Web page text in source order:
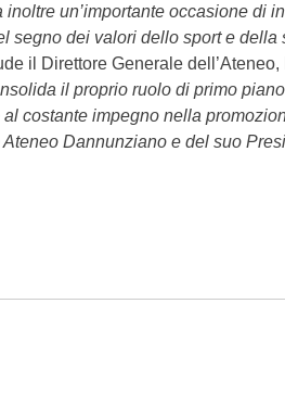
inoltre un’importante occasione di
segno dei valori dello sport e della
il Direttore Generale
il proprio ruolo di primo
costante impegno nella
Dannunziano e del suo